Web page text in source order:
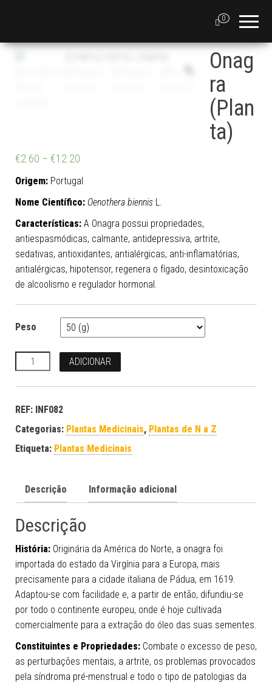
0
Onag
ra
(Plan
ta)
€2.60 – €12.20
Origem: Portugal
Nome Científico: Oenothera biennis L.
Características: A Onagra possui propriedades,
antiespasmódicas, calmante, antidepressiva, artrite,
sedativas, antioxidantes, antialérgicas, anti-inflamatórias,
antialérgicas, hipotensor, regenera o fígado, desintoxicação
de alcoolismo e regulador hormonal.
Peso
Quantidade ADICIONAR
REF: INF082
Categorias: Plantas Medicinais, Plantas de N a Z
Etiqueta: Plantas Medicinais
Descrição Informação adicional
Descrição
História: Originária da América do Norte, a onagra foi
importada do estado da Virgínia para a Europa, mais
precisamente para a cidade italiana de Pádua, em 1619.
Adaptou-se com facilidade e, a partir de então, difundiu-se
por todo o continente europeu, onde é hoje cultivada
comercialmente para a extração do óleo das suas sementes.
Constituintes e Propriedades: Combate o excesso de peso,
as perturbações mentais, a artrite, os problemas provocados
pela síndroma pré-menstrual e todo o tipo de patologias da